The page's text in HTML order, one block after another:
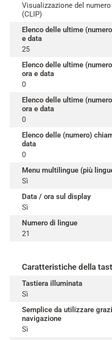
Visualizzazione del
(CLIP)
Elenco delle ultime
e data
25
Elenco delle ultime
ora e data
0
Elenco delle ultime
ora e data
0
Elenco delle (numero)
data
0
Menu multilingue (più
Sì
Data / ora sul display
Sì
Numero di lingue
21
Caratteristiche della
Tastiera illuminata
Sì
Semplice da utilizzare
navigazione
Sì